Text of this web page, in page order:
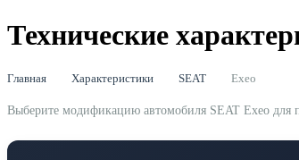
Технические
Главная Характеристики SEAT Exeo
Выберите модификацию автомобиля SEAT Exeo для